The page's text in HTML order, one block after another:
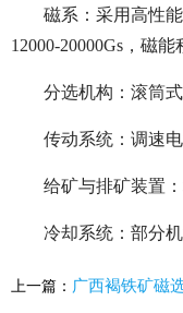
磁系：采用高性
12000-20000Gs，磁
分选机构：滚筒
传动系统：调速
给矿与排矿装置
冷却系统：部分
上一篇： 广西褐铁矿磁